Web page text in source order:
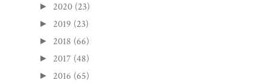
► 2020 (23)
► 2019 (23)
► 2018 (66)
► 2017 (48)
► 2016 (65)